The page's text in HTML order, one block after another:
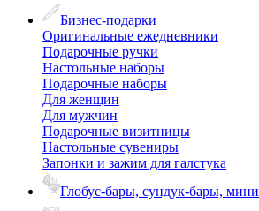
Бизнес-подарки
Оригинальные ежедневники
Подарочные ручки
Настольные наборы
Подарочные наборы
Для женщин
Для мужчин
Подарочные визитницы
Настольные сувениры
Запонки и зажим для галстука
Глобус-бары, сундук-бары,